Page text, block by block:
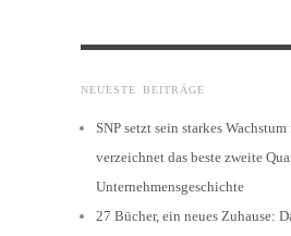
NEUESTE BEITRÄGE
SNP setzt sein starkes
verzeichnet das beste zweite
Unternehmensgeschichte
27 Bücher, ein neues Zuhause: